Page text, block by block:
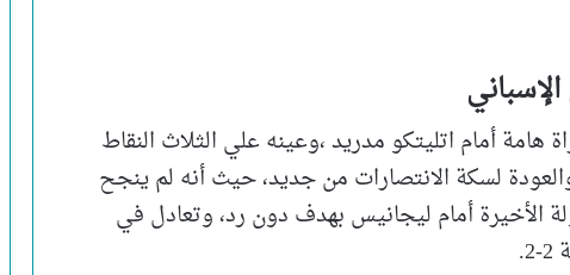
أمام اتليتكو مدريد ،وعينه علي الثلاث النقاط
والعودة لسكة الانتصارات من جديد، حيث أنه لم ينجح
الأخيرة أمام ليجانيس بهدف دون رد، وتعادل في